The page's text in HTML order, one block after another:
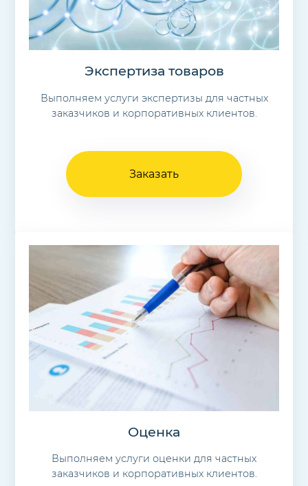
Экспертиза товаров
Выполняем услуги экспертизы для частных
заказчиков и корпоративных клиентов.
Заказать
Оценка
Выполняем услуги оценки для частных
заказчиков и корпоративных клиентов.